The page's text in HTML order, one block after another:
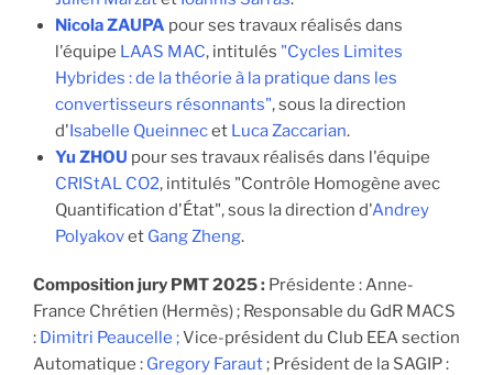
Nicola ZAUPA pour ses travaux réalisés dans
l'équipe LAAS MAC, intitulés "Cycles Limites
Hybrides : de la théorie à la pratique dans les
convertisseurs résonnants", sous la direction
d'Isabelle Queinnecet Luca Zaccarian.
Yu ZHOU pour ses travaux réalisés dans l'équipe
CRIStAL CO2, intitulés "Contrôle Homogène avec
Quantification d'État", sous la direction d'Andrey
Polyakovet Gang Zheng.
Composition jury PMT 2025 : Présidente : Anne-
France Chrétien (Hermès) ; Responsable du GdR MACS
: Dimitri Peaucelle ;Vice-président du Club EEA section
Automatique : Gregory Faraut; Président de la SAGIP :